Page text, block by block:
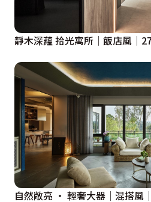
靜木深蘊 拾光寓所│飯店風
自然敞亮 ‧ 輕奢大器│混搭風